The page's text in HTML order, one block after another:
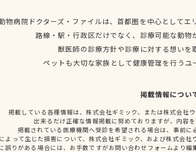
物病院ドクターズ・ファイルは、首都圏を中心として
路線・駅・行政区だけでなく、診療可能な動
獣医師の診療方針や診療に対する想いを
ペットも大切な家族として健康管理を行う
掲載情報につい
掲載している各種情報は、株式会社ギミック、または株式会社
出来るだけ正確な情報掲載に努めておりますが、内容
掲載されている医療機関へ受診を希望される場合は、事前
よって生じた損害について、株式会社ギミック、および株式会
誤りがある場合には、お手数ですがお問い合わせフォームより